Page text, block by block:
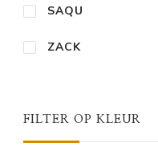
SAQU
ZACK
FILTER OP KLEUR